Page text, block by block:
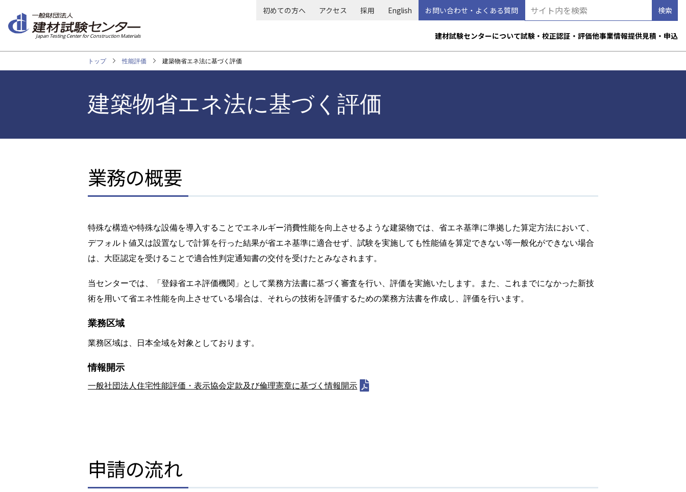
テ
Japan Testing Center for Construction Materials
初めての方へ アクセス 採用 English お問い合わせ・よくある質問
メ
イ
建材試験センターについて試験・校正認証・評価他事業情報提供見積・申込
トップ 性能評価 建築物省エネ法に基づく評価
建築物省エネ法に基づく評価
業務の概要
特殊な構造や特殊な設備を導入することでエネルギー消費性能を向上させるような建築物では、省エネ基準に準拠した算定方法において、
デフォルト値又は設置なしで計算を行った結果が省エネ基準に適合せず、試験を実施しても性能値を算定できない等一般化ができない場合
は、大臣認定を受けることで適合性判定通知書の交付を受けたとみなされます。
当センターでは、「登録省エネ評価機関」として業務方法書に基づく審査を行い、評価を実施いたします。また、これまでになかった新技
術を用いて省エネ性能を向上させている場合は、それらの技術を評価するための業務方法書を作成し、評価を行います。
業務区域
業務区域は、日本全域を対象としております。
情報開示
一般社団法人住宅性能評価・表示協会定款及び倫理憲章に基づく情報開示
申請の流れ